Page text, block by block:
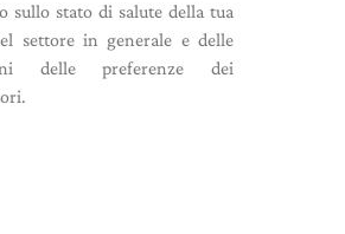
sullo stato di salute della tua
settore in generale e delle
delle preferenze dei